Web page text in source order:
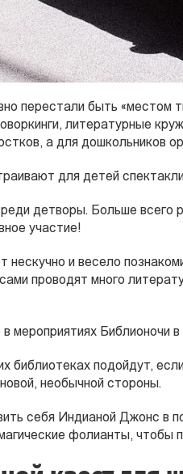
перестали быть «местом
литературные
а для дошкольников
для детей
детворы. Больше
участие!
нескучно и весело
проводят много
мероприятиях Библионочи
подойдут,
необычной стороны.
себя Индианой Джонс в
фолианты, чтобы